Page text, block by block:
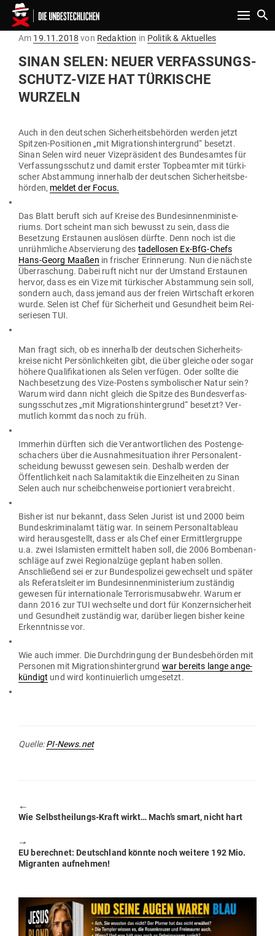
Toggle
Am Gepostet
19.11.2018 von Redaktion in Politik & Aktuelles
SINAN SELEN: NEUER VER­FAS­SUNGS­
SCHUTZ-VIZE HAT TÜR­KISCHE
WURZELN
Auch in den deut­schen Sicher­heits­be­hörden werden jetzt
Spitzen-Posi­tionen „mit Migra­ti­ons­hin­ter­grund“ besetzt.
Sinan Selen wird neuer Vize­prä­sident des Bun­des­amtes für
Ver­fas­sungs­schutz und damit erster Top­be­amter mit tür­ki­
scher Abstammung innerhalb der deut­schen Sicher­heits­be­
hörden, meldet der Focus.
Das Blatt beruft sich auf Kreise des Bun­des­in­nen­mi­nis­te­
riums. Dort scheint man sich bewusst zu sein, dass die
Besetzung Erstaunen aus­lösen dürfte. Denn noch ist die
unrühm­liche Abser­vierung des tadel­losen Ex-BfG-Chefs
Hans-Georg Maaßen in fri­scher Erin­nerung. Nun die nächste
Über­ra­schung. Dabei ruft nicht nur der Umstand Erstaunen
hervor, dass es ein Vize mit tür­ki­scher Abstammung sein soll,
sondern auch, dass jemand aus der freien Wirt­schaft erkoren
wurde. Selen ist Chef für Sicherheit und Gesundheit beim Rei­
se­riesen TUI.
Man fragt sich, ob es innerhalb der deut­schen Sicher­heits­
kreise nicht Per­sön­lich­keiten gibt, die über gleiche oder sogar
höhere Qua­li­fi­ka­tionen als Selen ver­fügen. Oder sollte die
Nach­be­setzung des Vize-Postens sym­bo­li­scher Natur sein?
Warum wird dann nicht gleich die Spitze des Bun­des­ver­fas­
sungs­schutzes „mit Migra­ti­ons­hin­ter­grund“ besetzt? Ver­
mutlich kommt das noch zu früh.
Immerhin dürften sich die Ver­ant­wort­lichen des Pos­ten­ge­
scha­chers über die Aus­nah­me­si­tuation ihrer Per­so­nal­ent­
scheidung bewusst gewesen sein. Deshalb werden der
Öffent­lichkeit nach Sala­mi­taktik die Ein­zel­heiten zu Sinan
Selen auch nur scheib­chen­weise por­tio­niert verabreicht.
Bisher ist nur bekannt, dass Selen Jurist ist und 2000 beim
Bun­des­kri­mi­nalamt tätig war. In seinem Per­so­nal­ta­bleau
wird her­aus­ge­stellt, dass er als Chef einer Ermitt­ler­gruppe
u.a. zwei Isla­misten ermittelt haben soll, die 2006 Bom­ben­an­
schläge auf zwei Regio­nalzüge geplant haben sollen.
Anschließend sei er zur Bun­des­po­lizei gewechselt und später
als Refe­rats­leiter im Bun­des­in­nen­mi­nis­terium zuständig
gewesen für inter­na­tionale Ter­ro­ris­mus­abwehr. Warum er
dann 2016 zur TUI wech­selte und dort für Kon­zern­si­cherheit
und Gesundheit zuständig war, darüber liegen bisher keine
Erkennt­nisse vor.
Wie auch immer. Die Durch­dringung der Bun­des­be­hörden mit
Per­sonen mit Migra­ti­ons­hin­ter­grund war bereits lange ange­
kündigt und wird kon­ti­nu­ierlich umgesetzt.
Quelle:PI-News.net
🠔
Previous
Wie Selbst­hei­lungs-Kraft wirkt… Mach’s smart, nicht hart
🠖
Next
post:
EU berechnet: Deutschland könnte noch weitere 192 Mio.
Migranten aufnehmen!